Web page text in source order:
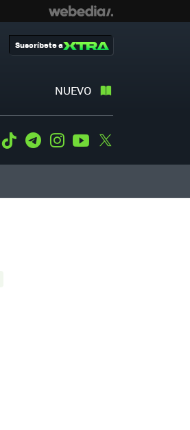
NUEVO
Suscríbete a
WhatsApp
Tiktok TelegramInstagramYoutube